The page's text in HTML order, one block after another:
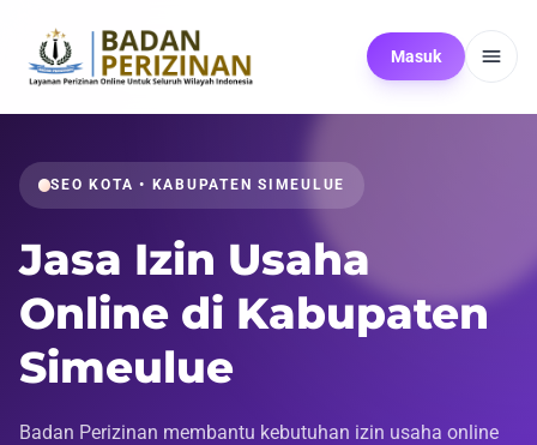
Masuk
SEO KOTA • KABUPATEN SIMEULUE
Jasa Izin Usaha
Online di Kabupaten
Simeulue
Badan Perizinan membantu kebutuhan izin usaha online